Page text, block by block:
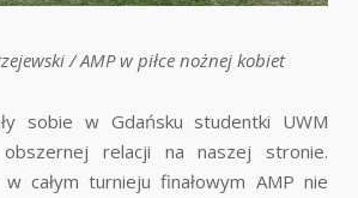
/ AMP w piłce nożnej kobiet
sobie w Gdańsku studentki UWM
relacji na naszej stronie.
całym turnieju finałowym AMP nie